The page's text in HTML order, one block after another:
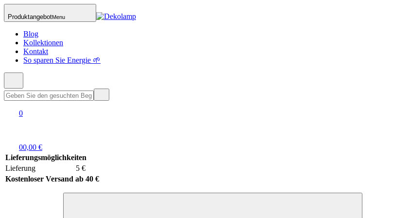
ProduktangebotMenu
Blog
Kollektionen
Kontakt
So sparen Sie Energie 🌱
0
00,00 €
Lieferungsmöglichkeiten
Lieferung
5 €
Kostenloser Versand ab 40 €